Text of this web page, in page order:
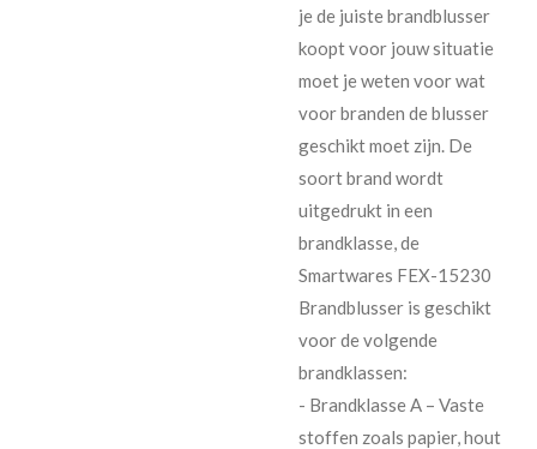
je de juiste brandblusser
koopt voor jouw situatie
moet je weten voor wat
voor branden de blusser
geschikt moet zijn. De
soort brand wordt
uitgedrukt in een
brandklasse, de
Smartwares FEX-15230
Brandblusser is geschikt
voor de volgende
brandklassen:
- Brandklasse A – Vaste
stoffen zoals papier, hout